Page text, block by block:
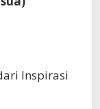
Inspirasi